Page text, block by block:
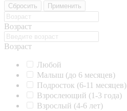
Сбросить Применить
Возраст
Возраст
Любой
Малыш (до 6 месяцев)
Подросток (6-11 месяцев)
Взрослеющий (1-3 года)
Взрослый (4-6 лет)